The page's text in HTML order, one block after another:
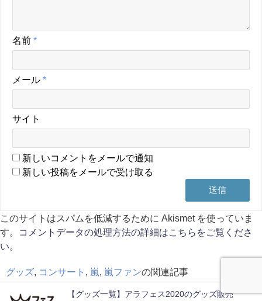
名前 *
メール *
サイト
新しいコメントをメールで通知
新しい投稿をメールで受け取る
このサイトはスパムを低減するために Akismet を使っていま
す。
コメントデータの処理方法の詳細はこちらをご覧くださ
い
グッズ コンサート 嵐 嵐ファンの関連記事
【グッズ一覧】アラフェス2020のグッズ販売